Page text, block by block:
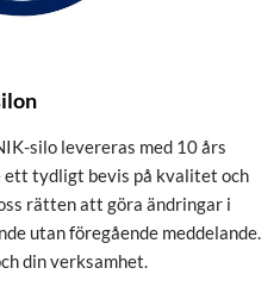
silo levereras med 10 års
ett tydligt bevis på kvalitet och
rätten att göra ändringar i
utan föregående meddelande.
din verksamhet.